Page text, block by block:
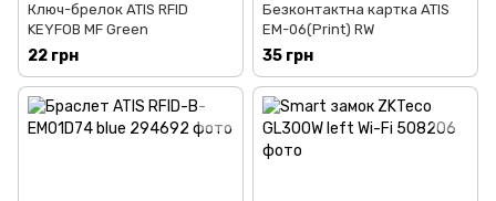
Ключ-брелок ATIS RFID
KEYFOB MF Green
22 грн
Безконтактна картка ATIS
EM-06(Print) RW
35 грн